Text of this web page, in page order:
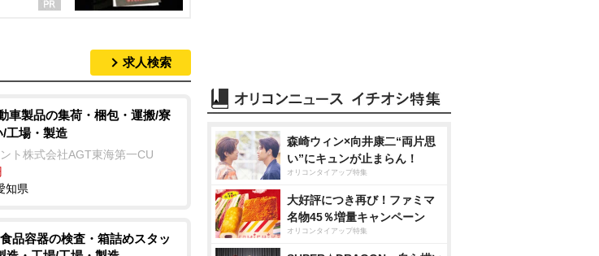
求人検索
車製品の集荷・梱包・運搬/寮
/工場・製造
ト株式会社AGT東海第一CU
知県
食品容器の検査・箱詰めスタッ
森崎ウィン×向井康二“両片思
い”にキュンが止まらん！
オリコンタイアップ特集
大好評につき再び！ファミマ
名物45％増量キャンペーン
オリコンタイアップ特集